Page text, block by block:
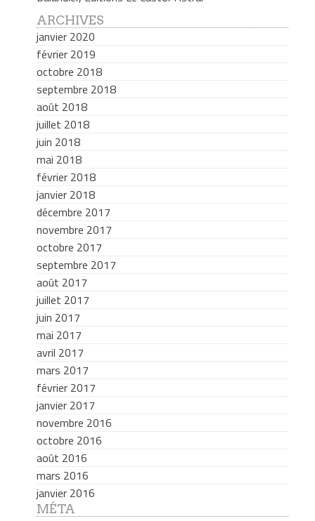
ARCHIVES
janvier 2020
février 2019
octobre 2018
septembre 2018
août 2018
juillet 2018
juin 2018
mai 2018
février 2018
janvier 2018
décembre 2017
novembre 2017
octobre 2017
septembre 2017
août 2017
juillet 2017
juin 2017
mai 2017
avril 2017
mars 2017
février 2017
janvier 2017
novembre 2016
octobre 2016
août 2016
mars 2016
janvier 2016
MÉTA